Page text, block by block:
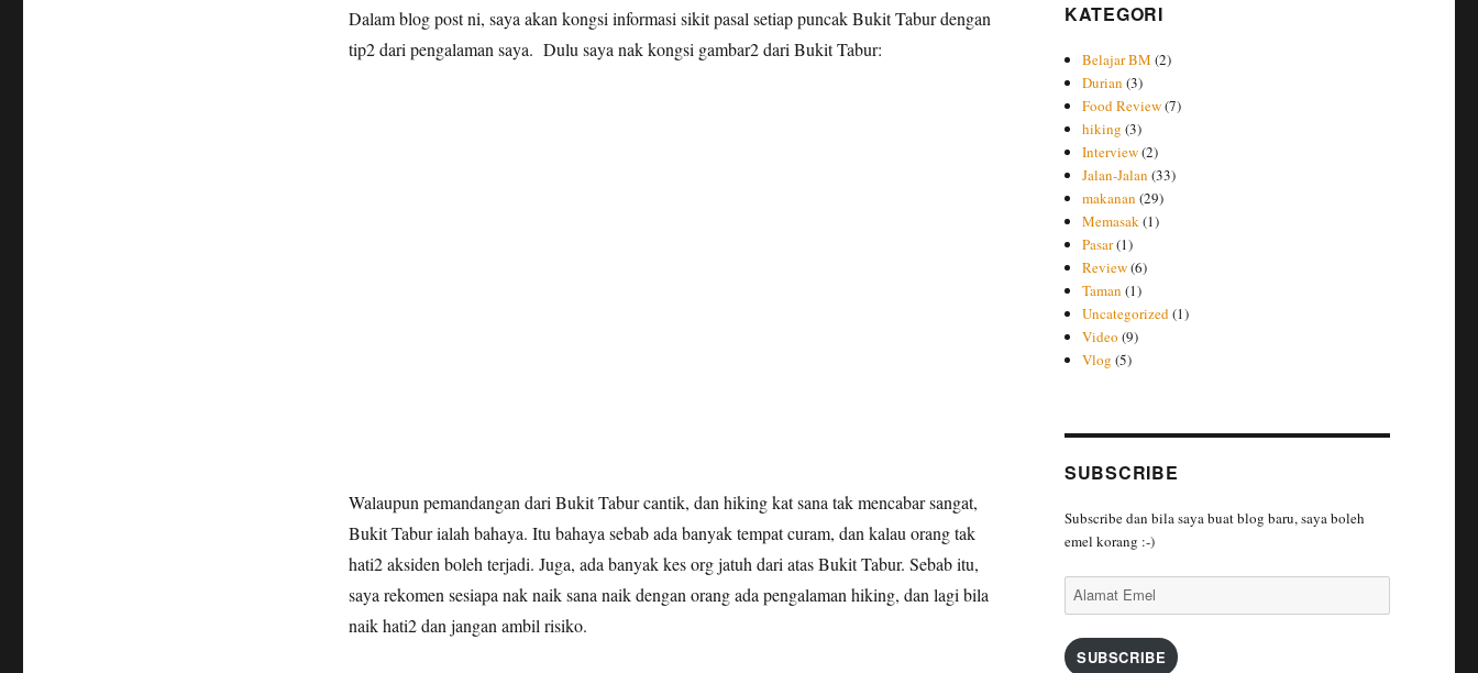
Dalam blog post ni, saya akan kongsi informasi sikit pasal setiap puncak Bukit Tabur dengan
tip2 dari pengalaman saya. Dulu saya nak kongsi gambar2 dari Bukit Tabur:
Walaupun pemandangan dari Bukit Tabur cantik, dan hiking kat sana tak mencabar sangat,
Bukit Tabur ialah bahaya. Itu bahaya sebab ada banyak tempat curam, dan kalau orang tak
hati2 aksiden boleh terjadi. Juga, ada banyak kes org jatuh dari atas Bukit Tabur. Sebab itu,
saya rekomen sesiapa nak naik sana naik dengan orang ada pengalaman hiking, dan lagi bila
naik hati2 dan jangan ambil risiko.
KATEGORI
Belajar BM (2)
Durian (3)
Food Review(7)
hiking (3)
Interview(2)
Jalan-Jalan (33)
makanan (29)
Memasak(1)
Pasar(1)
Review(6)
Taman (1)
Uncategorized(1)
Video (9)
Vlog (5)
SUBSCRIBE
Subscribe dan bila saya buat blog baru, saya boleh
emel korang :-)
Alamat
Emel
SUBSCRIBE